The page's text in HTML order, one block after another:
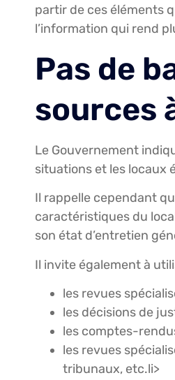
partir de ces éléments
l’information qui rend
Pas de
sources
Le Gouvernement
situations et les locaux
Il rappelle cependant
caractéristiques du
son état d’entretien
Il invite également à
les revues
les décisions de
les comptes-
les revues
tribunaux, etc.li>